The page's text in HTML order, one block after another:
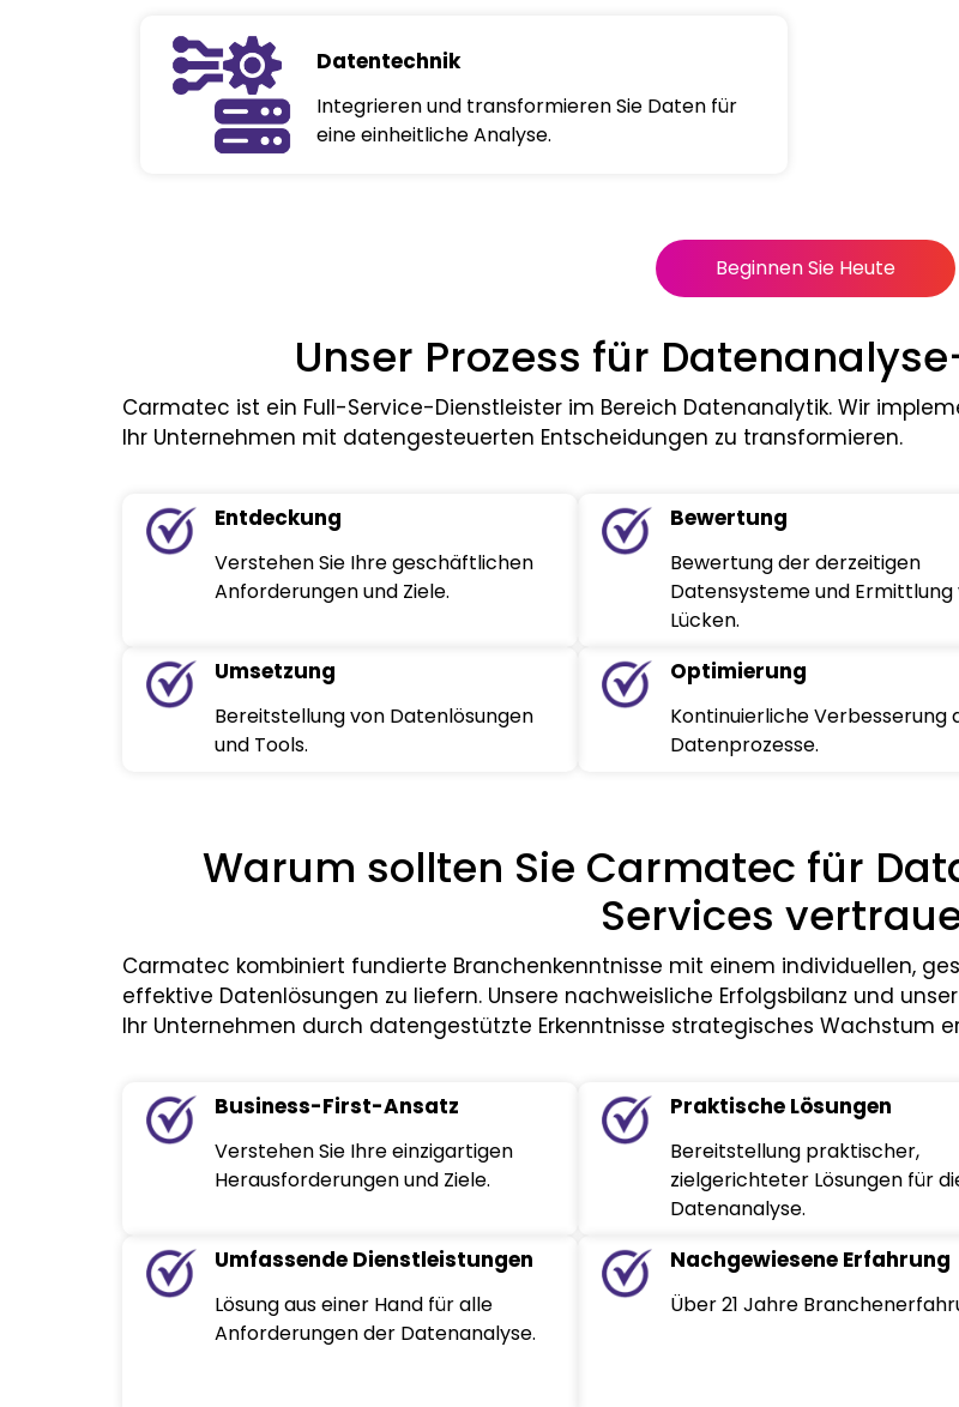
Datentechnik
Integrieren und transformieren Sie Daten für
eine einheitliche Analyse.
Beginnen Sie Heute
Unser Prozess für
Carmatec ist ein Full-Service-Dienstleister im Bereich Datenanalytik. Wir
Ihr Unternehmen mit datengesteuerten Entscheidungen zu transformieren.
Entdeckung
Verstehen Sie Ihre geschäftlichen
Anforderungen und Ziele.
Bewertung
Bewertung der derzeitigen
Datensysteme und Ermittlung
Lücken.
Umsetzung
Bereitstellung von Datenlösungen
und Tools.
Optimierung
Kontinuierliche Verbesserung
Datenprozesse.
Warum sollten Sie Carmatec für
Services
Carmatec kombiniert fundierte Branchenkenntnisse mit einem individuellen,
effektive Datenlösungen zu liefern. Unsere nachweisliche Erfolgsbilanz und
Ihr Unternehmen durch datengestützte Erkenntnisse strategisches Wachstum
Business-First-Ansatz
Verstehen Sie Ihre einzigartigen
Herausforderungen und Ziele.
Praktische Lösungen
Bereitstellung praktischer,
zielgerichteter Lösungen für
Datenanalyse.
Umfassende Dienstleistungen
Lösung aus einer Hand für alle
Anforderungen der Datenanalyse.
Nachgewiesene Erfahrung
Über 21 Jahre